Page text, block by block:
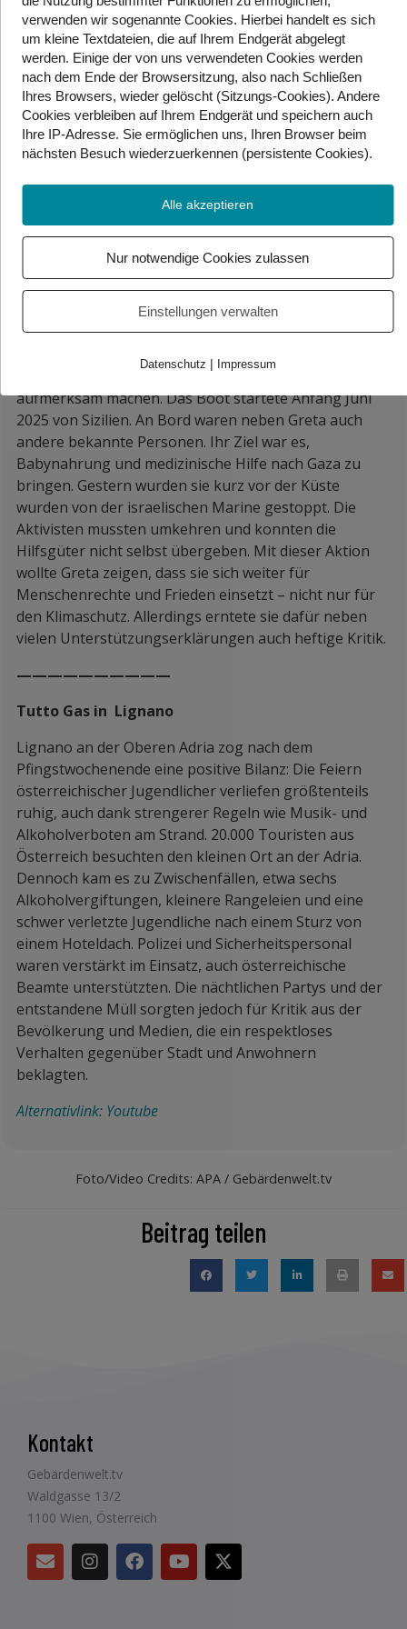
Mietpreisbremse wurden umgesetzt. Auch die
Einführung einer Teilpension ist fast fertig. Die
Zustimmung in der Bevölkerung ist eher verhalten. In
Umfragen liegt die FPÖ mit 34 Prozent deutlich vorne.
Kritisiert werden vor allem die harten
Sparmaßnahmen, etwa Kürzungen bei Förderungen,
das Aus für den Klimabonus und die Anhebung des
Krankenversicherungsbeitrags für Pensionisten. Auch
bei der Messenger-Überwachung gibt es Streit,
besonders mit den NEOS
——————————
Greta Thunberg
Greta Thunberg, die bekannte Klimaaktivistin, hat vor
Kurzem mit anderen Aktivisten versucht, Hilfsgüter mit
einem Segelboot nach Gaza zu bringen. Sie wollten
damit auf die schwierige Lage der Menschen dort
aufmerksam machen. Das Boot startete Anfang Juni
2025 von Sizilien. An Bord waren neben Greta auch
andere bekannte Personen. Ihr Ziel war es,
Babynahrung und medizinische Hilfe nach Gaza zu
bringen. Gestern wurden sie kurz vor der Küste
wurden von der israelischen Marine gestoppt. Die
Aktivisten mussten umkehren und konnten die
Hilfsgüter nicht selbst übergeben. Mit dieser Aktion
wollte Greta zeigen, dass sie sich weiter für
Menschenrechte und Frieden einsetzt – nicht nur für
den Klimaschutz. Allerdings erntete sie dafür neben
vielen Unterstützungserklärungen auch heftige Kritik.
——————————
Tutto Gas in Lignano
Lignano an der Oberen Adria zog nach dem
Pfingstwochenende eine positive Bilanz: Die Feiern
österreichischer Jugendlicher verliefen größtenteils
ruhig, auch dank strengerer Regeln wie Musik- und
Alkoholverboten am Strand. 20.000 Touristen aus
Österreich besuchten den kleinen Ort an der Adria.
Dennoch kam es zu Zwischenfällen, etwa sechs
Alkoholvergiftungen, kleinere Rangeleien und eine
schwer verletzte Jugendliche nach einem Sturz von
einem Hoteldach. Polizei und Sicherheitspersonal
waren verstärkt im Einsatz, auch österreichische
Beamte unterstützten. Die nächtlichen Partys und der
entstandene Müll sorgten jedoch für Kritik aus der
Bevölkerung und Medien, die ein respektloses
Verhalten gegenüber Stadt und Anwohnern
beklagten.
Alternativlink: Youtube
Foto/Video Credits: APA / Gebärdenwelt.tv
Beitrag teilen
Kontakt
Gebärdenwelt.tv
Waldgasse 13/2
1100 Wien, Österreich
verwenden wir sogenannte Cookies. Hierbei handelt es sich
um kleine Textdateien, die auf Ihrem Endgerät abgelegt
werden. Einige der von uns verwendeten Cookies werden
nach dem Ende der Browsersitzung, also nach Schließen
Ihres Browsers, wieder gelöscht (Sitzungs-Cookies). Andere
Cookies verbleiben auf Ihrem Endgerät und speichern auch
Ihre IP-Adresse. Sie ermöglichen uns, Ihren Browser beim
nächsten Besuch wiederzuerkennen (persistente Cookies).
Alle akzeptieren
Nur notwendige Cookies zulassen
Einstellungen verwalten
Datenschutz | Impressum